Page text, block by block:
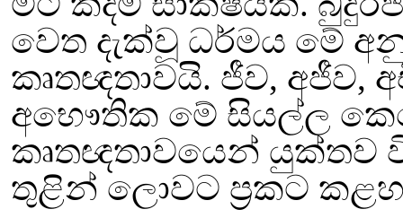
වෙත දැක්වූ ධර්මය මේ
කෘතඥතාවයි. ජීව, අජීව,
අභෞතික මේ සියල්ල
කෘතඥතාවයෙන් යුක්තව
තුළින් ලොවට ප්‍රකට